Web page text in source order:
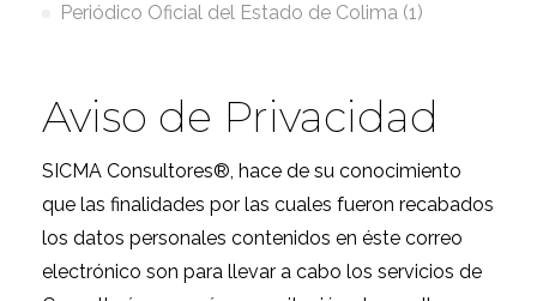
Periódico Oficial del Estado de Colima (1)
Aviso de Privacidad
SICMA Consultores®, hace de su conocimiento
que las finalidades por las cuales fueron recabados
los datos personales contenidos en éste correo
electrónico son para llevar a cabo los servicios de